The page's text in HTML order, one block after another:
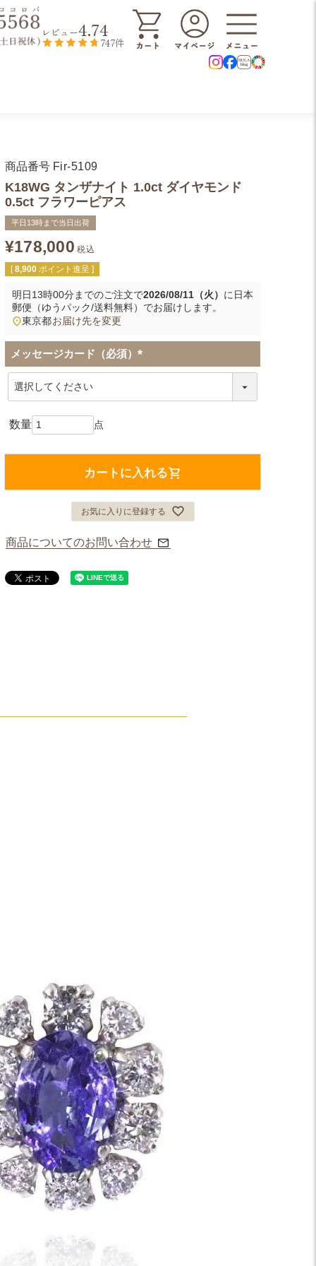
レビュー4.74
747件
商品番号 Fir-5109
K18WG タンザナイト 1.0ct ダイヤモンド
0.5ct フラワーピアス
平日13時まで当日出荷
¥178,000 税込
[ 8,900 ポイント進呈 ]
明日13時00分までのご注文で2026/08/11（火） に 日本
郵便（ゆうパック/送料無料） でお届けします。
東京都お届け先を変更
メッセージカード（必須）
(
カートに入れる
お気に入りに登録する
商品についてのお問い合わせ